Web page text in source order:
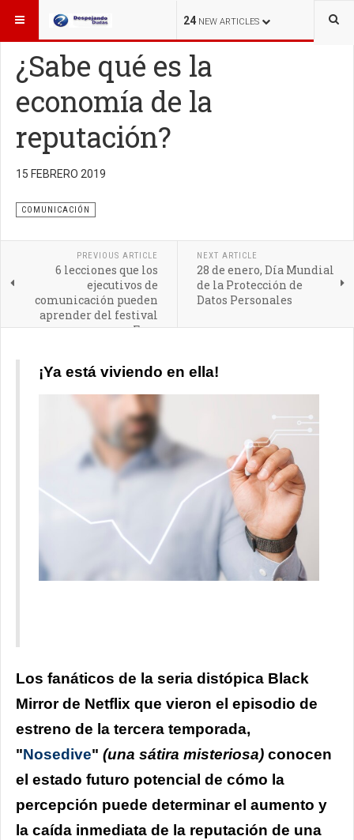
24 NEW ARTICLES
ESTÁ AQUÍ: OTROS TEMAS COMUNICACIÓN
¿Sabe qué es la
economía de la
reputación?
15 FEBRERO 2019
Las formas en que las organizaciones deben construir y
mantener la confianza y ganar credibilidad continúan
COMUNICACIÓN
PREVIOUS ARTICLE
6 lecciones que los
ejecutivos de
comunicación pueden
aprender del festival
Fyre
NEXT ARTICLE
28 de enero, Día Mundial
de la Protección de
Datos Personales
¡Ya está viviendo en ella!
Los fanáticos de la seria distópica Black
Mirror de Netflix que vieron el episodio de
estreno de la tercera temporada,
"Nosedive" (una sátira misteriosa) conocen
el estado futuro potencial de cómo la
percepción puede determinar el aumento y
la caída inmediata de la reputación de una